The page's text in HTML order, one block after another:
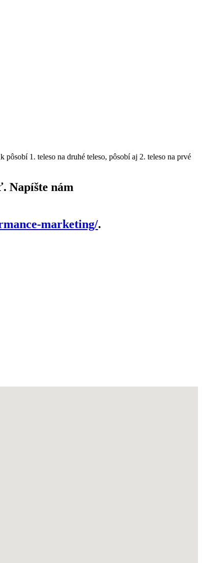
1. teleso na druhé teleso, pôsobí aj 2. teleso na prvé
Napíšte nám
marketing/.